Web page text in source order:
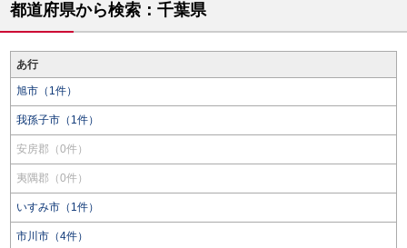
都道府県から検索：千葉県
あ行
旭市（1件）
我孫子市（1件）
安房郡（0件）
夷隅郡（0件）
いすみ市（1件）
市川市（4件）